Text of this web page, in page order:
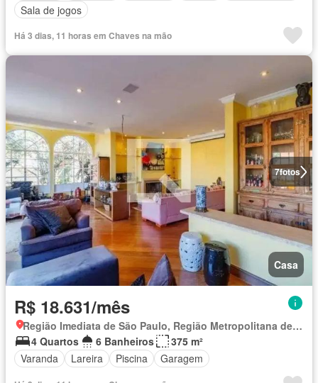
Sala de jogos
Há 3 dias, 11 horas em Chaves na mão
7fotos
Casa
R$ 18.631/mês
Região Imediata de São Paulo, Região Metropolitana de São Paulo
4 Quartos
6 Banheiros
375 m²
Varanda
Lareira Piscina Garagem